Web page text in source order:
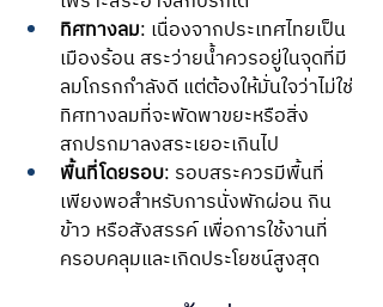
ทิศทางลม: เนื่องจากประเทศไทยเป็น
เมืองร้อน สระว่ายน้ำควรอยู่ในจุดที่มี
ลมโกรกกำลังดี แต่ต้องให้มั่นใจว่าไม่ใช่
ทิศทางลมที่จะพัดพาขยะหรือสิ่ง
สกปรกมาลงสระเยอะเกินไป
พื้นที่โดยรอบ: รอบสระควรมีพื้นที่
เพียงพอสำหรับการนั่งพักผ่อน กิน
ข้าว หรือสังสรรค์ เพื่อการใช้งานที่
ครอบคลุมและเกิดประโยชน์สูงสุด